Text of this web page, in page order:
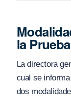
la
La directora
cual se
dos